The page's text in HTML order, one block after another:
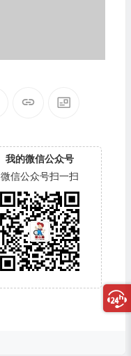
我的微信公众号
微信公众号扫一扫